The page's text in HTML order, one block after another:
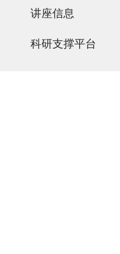
讲座信息
科研支撑平台